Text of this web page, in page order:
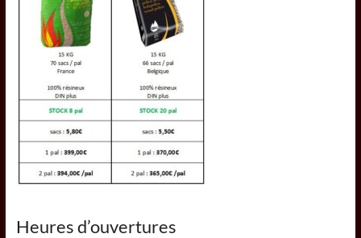
Heures d’ouvertures